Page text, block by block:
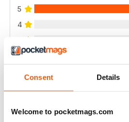
Consent Details
Welcome to pocketmags.com
5
4
2